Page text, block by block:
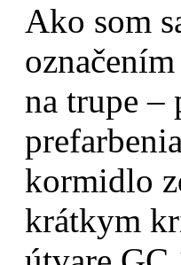
Ako som
na trupe –
kormidlo
krátkym